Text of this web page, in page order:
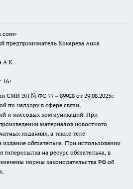
предприниматель Кокарева Анна
А.К.
16+
СМИ ЭЛ № ФС 77 – 89928 от 29.08.2025г.
по надзору в сфере связи,
и массовых коммуникаций. При
материалов новостного
изданиях, а также теле-
обязательна. При использовании
на ресурс обязательна, в
нормы законодательства РФ об